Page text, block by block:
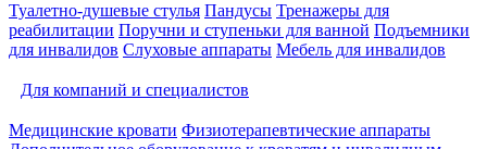
Туалетно-душевые стулья Пандусы Тренажеры для
реабилитации Поручни и ступеньки для ванной Подъемники
для инвалидов Слуховые аппараты Мебель для инвалидов
Для компаний и специалистов
Медицинские кровати Физиотерапевтические аппараты